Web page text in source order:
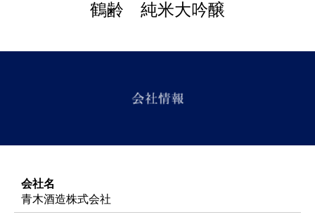
鶴齢 純米大吟醸
会社名
青木酒造株式会社